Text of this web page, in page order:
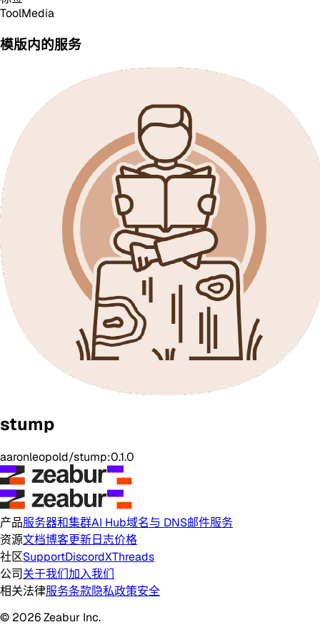
ToolMedia
模版内的服务
stump
aaronleopold/stump:0.1.0
产品服务器和集群AI Hub域名与 DNS邮件服务
资源文档博客更新日志价格
社区SupportDiscordXThreads
公司关于我们加入我们
相关法律服务条款隐私政策安全
© 2026 Zeabur Inc.